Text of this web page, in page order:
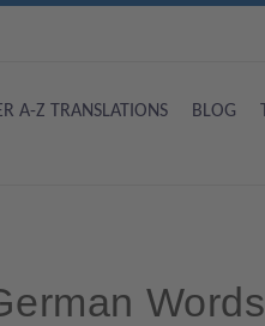
A-Z TRANSLATIONS BLOG
Words